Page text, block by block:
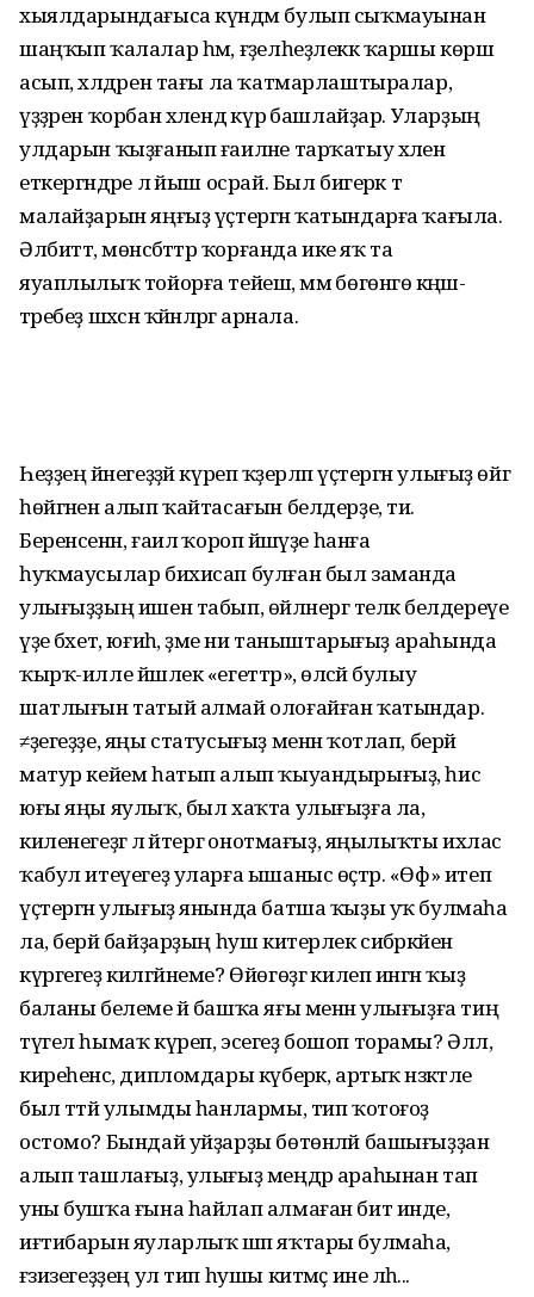
хыялдарындағыса күндәм булып сыҡмауынан
шаңҡып ҡалалар һәм, ғәҙелһеҙлеккә ҡаршы көрәш
асып, хәлдәрен тағы ла ҡатмарлаштыралар,
үҙҙәрен ҡорбан хәлендә кү­рә башлайҙар. Уларҙың
улдарын ҡыҙ­ғанып ғаиләне тарҡатыу хәленә
еткергәндәре лә йыш осрай. Был бигерәк тә
малайҙарын яңғыҙ үҫтергән ҡатындарға ҡағыла.
Әлбиттә, мөнәсә­бәттәр ҡорғанда ике яҡ та
яуаплылыҡ тойорға тейеш, әммә бөгөнгө кәңәш­
тәребеҙ шәхсән ҡәйнәләргә арнала.
Һеҙҙең йәнегеҙҙәй күреп ҡәҙерләп үҫтергән улығыҙ өйгә
һөйгәнен алып ҡайтасағын белдерҙе, ти.
Беренсенән, ғаилә ҡороп йәшәүҙе һанға
һуҡмаусылар бихисап булған был заманда
улығыҙҙың ишен табып, өйләнергә теләк белдереүе
үҙе бәхет, юғиһә, әҙме ни таныштарығыҙ араһында
ҡырҡ-илле йәшлек «егеттәр», өләсәй булыу
шатлығын татый алмай оло­ғайған ҡатындар.
≠ҙегеҙҙе, яңы статусығыҙ менән ҡотлап, берәй
матур кейем һатып алып ҡыуандыры­ғыҙ, һис
юғы яңы яулыҡ, был хаҡта улығыҙға ла,
киленегеҙгә лә әйтергә онотмағыҙ, яңылыҡты ихлас
ҡабул итеүегеҙ уларға ышаныс өҫтәр. «Өф» итеп
үҫтергән улығыҙ янында батша ҡыҙы уҡ булмаһа
ла, берәй байҙарҙың һуш китерлек сибәркәйен
күргегеҙ килгәйнеме? Өйөгөҙгә килеп ингән ҡыҙ
баланы белеме йә башҡа яғы ме­нән улығыҙға тиң
түгел һымаҡ күреп, эсегеҙ бошоп торамы? Әллә,
кире­һенсә, дипломдары күберәк, артыҡ нәзәкәтле
был тәтәй улымды һанлар­мы, тип ҡотоғоҙ
остомо? Бындай уй­ҙарҙы бөтөнләй башығыҙҙан
алып ташлағыҙ, улығыҙ меңдәр араһынан тап
уны бушҡа ғына һайлап алмаған бит инде,
иғтибарын яуларлыҡ шәп яҡтары булмаһа,
ғәзизегеҙҙең ул тип һушы китмәҫ ине ләһә...